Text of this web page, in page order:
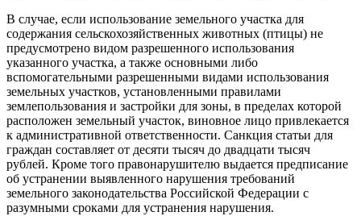
В случае, если использование земельного участка для
содержания сельскохозяйственных животных (птицы) не
предусмотрено видом разрешенного использования
указанного участка, а также основными либо
вспомогательными разрешенными видами использования
земельных участков, установленными правилами
землепользования и застройки для зоны, в пределах которой
расположен земельный участок, виновное лицо привлекается
к административной ответственности. Санкция статьи для
граждан составляет от десяти тысяч до двадцати тысяч
рублей. Кроме того правонарушителю выдается предписание
об устранении выявленного нарушения требований
земельного законодательства Российской Федерации с
разумными сроками для устранения нарушения.